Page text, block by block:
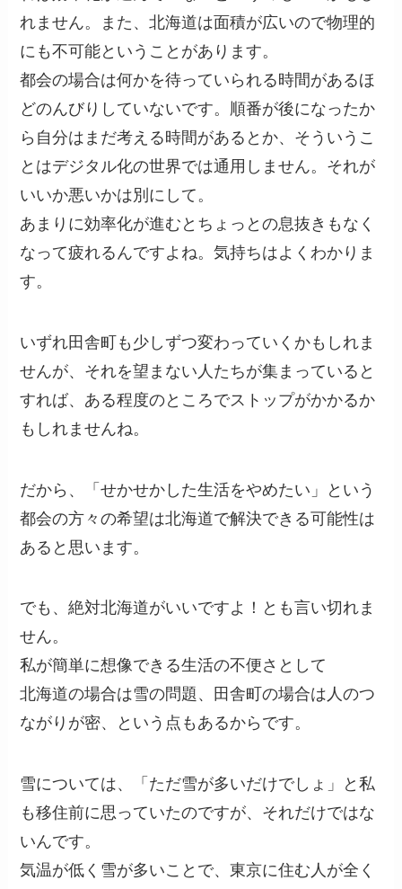
れません。また、北海道は面積が広いので物理的
にも不可能ということがあります。
都会の場合は何かを待っていられる時間があるほ
どのんびりしていないです。順番が後になったか
ら自分はまだ考える時間があるとか、そういうこ
とはデジタル化の世界では通用しません。それが
いいか悪いかは別にして。
あまりに効率化が進むとちょっとの息抜きもなく
なって疲れるんですよね。気持ちはよくわかりま
す。
いずれ田舎町も少しずつ変わっていくかもしれま
せんが、それを望まない人たちが集まっていると
すれば、ある程度のところでストップがかかるか
もしれませんね。
だから、「せかせかした生活をやめたい」という
都会の方々の希望は北海道で解決できる可能性は
あると思います。
でも、絶対北海道がいいですよ！とも言い切れま
せん。
私が簡単に想像できる生活の不便さとして
北海道の場合は雪の問題、田舎町の場合は人のつ
ながりが密、という点もあるからです。
雪については、「ただ雪が多いだけでしょ」と私
も移住前に思っていたのですが、それだけではな
いんです。
気温が低く雪が多いことで、東京に住む人が全く